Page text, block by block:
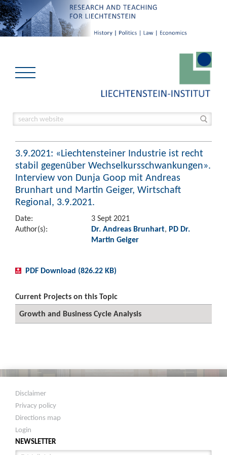
3.9.2021: «Liechtensteiner Industrie ist recht
stabil gegenüber Wechselkursschwankungen».
Interview von Dunja Goop mit Andreas
Brunhart und Martin Geiger, Wirtschaft
Regional, 3.9.2021.
Date:
3 Sept 2021
Author(s):
Dr. Andreas Brunhart, PD Dr.
Martin Geiger
PDF Download (826.22 KB)
Current Projects on this Topic
Growth and Business Cycle Analysis
Disclaimer
Privacy policy
Directions map
Login
NEWSLETTER